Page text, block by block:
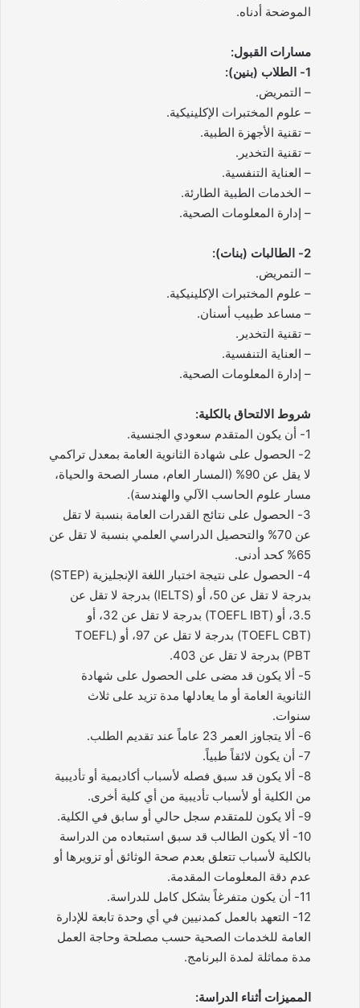
الموضحة أدناه.
مسارات القبول:
1- الطلاب (بنين):
– التمريض.
– علوم المختبرات الإكلينيكية.
– تقنية الأجهزة الطبية.
– تقنية التخدير.
– العناية التنفسية.
– الخدمات الطبية الطارئة.
– إدارة المعلومات الصحية.
2- الطالبات (بنات):
– التمريض.
– علوم المختبرات الإكلينيكية.
– مساعد طبيب أسنان.
– تقنية التخدير.
– العناية التنفسية.
– إدارة المعلومات الصحية.
شروط الالتحاق بالكلية:
1- أن يكون المتقدم سعودي الجنسية.
2- الحصول على شهادة الثانوية العامة بمعدل تراكمي
لا يقل عن 90% (المسار العام، مسار الصحة والحياة،
مسار علوم الحاسب الآلي والهندسة).
3- الحصول على نتائج القدرات العامة بنسبة لا تقل
عن 70% والتحصيل الدراسي العلمي بنسبة لا تقل عن
65% كحد أدنى.
4- الحصول على نتيجة اختبار اللغة الإنجليزية (STEP)
بدرجة لا تقل عن 50، أو (IELTS) بدرجة لا تقل عن
3.5، أو (TOEFL IBT) بدرجة لا تقل عن 32، أو
(TOEFL CBT) بدرجة لا تقل عن 97، أو (TOEFL
PBT) بدرجة لا تقل عن 403.
5- ألا يكون قد مضى على الحصول على شهادة
الثانوية العامة أو ما يعادلها مدة تزيد على ثلاث
سنوات.
6- ألا يتجاوز العمر 23 عاماً عند تقديم الطلب.
7- أن يكون لائقاً طبياً.
8- ألا يكون قد سبق فصله لأسباب أكاديمية أو تأديبية
من الكلية أو لأسباب تأديبية من أي كلية أخرى.
9- ألا يكون للمتقدم سجل حالي أو سابق في الكلية.
10- ألا يكون الطالب قد سبق استبعاده من الدراسة
بالكلية لأسباب تتعلق بعدم صحة الوثائق أو تزويرها أو
عدم دقة المعلومات المقدمة.
11- أن يكون متفرغاً بشكل كامل للدراسة.
12- التعهد بالعمل كمدنيين في أي وحدة تابعة للإدارة
العامة للخدمات الصحية حسب مصلحة وحاجة العمل
مدة مماثلة لمدة البرنامج.
المميزات أثناء الدراسة: